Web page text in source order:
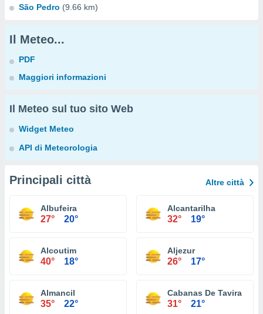
São Pedro (9.66 km)
Il Meteo...
PDF
Maggiori informazioni
Il Meteo sul tuo sito Web
Widget Meteo
API di Meteorologia
Principali città Altre città
Albufeira
27° 20°
Alcantarilha
32° 19°
Alcoutim
40° 18°
Aljezur
26° 17°
Almancil
35° 22°
Cabanas De Tavira
31° 21°